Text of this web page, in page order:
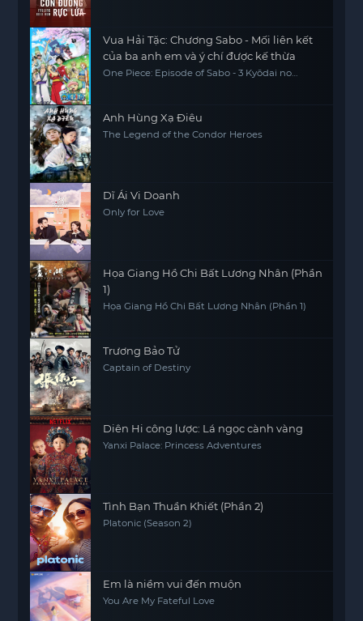
Vua Hải Tặc: Chương Sabo - Mối liên kết
của ba anh em và ý chí được kế thừa
One Piece: Episode of Sabo - 3 Kyōdai no
Inherited Will
Anh Hùng Xạ Điêu
The Legend of the Condor Heroes
Dĩ Ái Vi Doanh
Only for Love
Họa Giang Hồ Chi Bất Lương Nhân (Phần
1)
Họa Giang Hồ Chi Bất Lương Nhân (Phần 1)
Trương Bảo Tử
Captain of Destiny
Diên Hi công lược: Lá ngọc cành vàng
Yanxi Palace: Princess Adventures
Tình Bạn Thuần Khiết (Phần 2)
Platonic (Season 2)
Em là niềm vui đến muộn
You Are My Fateful Love